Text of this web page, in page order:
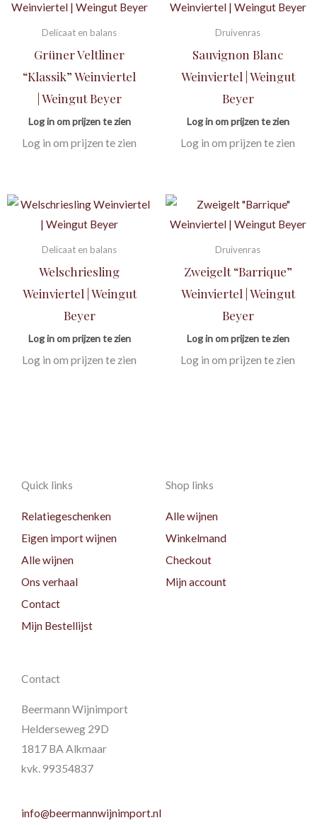
Delicaat en balans
Grüner Veltliner
“Klassik” Weinviertel
| Weingut Beyer
Log in om prijzen te zien
Log in om prijzen te zien
Druivenras
Sauvignon Blanc
Weinviertel | Weingut
Beyer
Log in om prijzen te zien
Log in om prijzen te zien
Delicaat en balans
Welschriesling
Weinviertel | Weingut
Beyer
Log in om prijzen te zien
Log in om prijzen te zien
Druivenras
Zweigelt “Barrique”
Weinviertel | Weingut
Beyer
Log in om prijzen te zien
Log in om prijzen te zien
Quick links
Relatiegeschenken
Eigen import wijnen
Alle wijnen
Ons verhaal
Contact
Mijn Bestellijst
Shop links
Alle wijnen
Winkelmand
Checkout
Mijn account
Contact
Beermann Wijnimport
Helderseweg 29D
1817 BA Alkmaar
kvk. 99354837
info@beermannwijnimport.nl